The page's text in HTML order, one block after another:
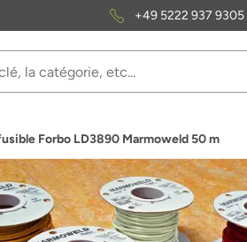
+49 5222 937 9305
Forbo LD3890 Marmoweld 50 m